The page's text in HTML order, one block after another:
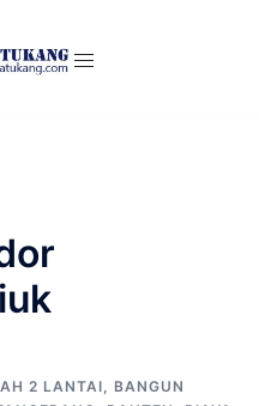
2 LANTAI, BANGUN